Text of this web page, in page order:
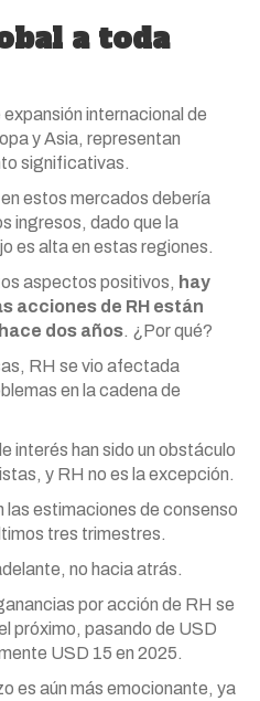
a toda
expansión internacional de
y Asia, representan
significativas.
estos mercados debería
ingresos, dado que la
es alta en estas regiones.
aspectos positivos, hay
acciones de RH están
dos años. ¿Por qué?
RH se vio afectada
en la cadena de
interés han sido un obstáculo
y RH no es la excepción.
las estimaciones de consenso
tres trimestres.
no hacia atrás.
por acción de RH se
próximo, pasando de USD
USD 15 en 2025.
es aún más emocionante, ya